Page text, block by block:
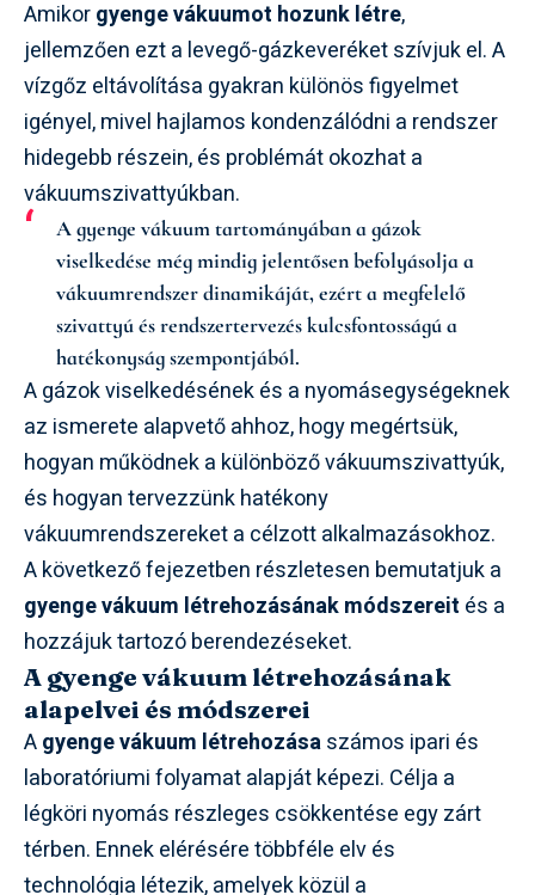
Amikorgyenge vákuumot hozunk létre,
jellemzően ezt a levegő-gázkeveréket szívjuk el. A
vízgőz eltávolítása gyakran különös figyelmet
igényel, mivel hajlamos kondenzálódni a rendszer
hidegebb részein, és problémát okozhat a
vákuumszivattyúkban.
A gyenge vákuum tartományában a gázok
viselkedése még mindig jelentősen befolyásolja a
vákuumrendszer dinamikáját, ezért a megfelelő
szivattyú és rendszertervezés kulcsfontosságú a
hatékonyság szempontjából.
A gázok viselkedésének és a nyomásegységeknek
az ismerete alapvető ahhoz, hogy megértsük,
hogyan működnek a különböző vákuumszivattyúk,
és hogyan tervezzünk hatékony
vákuumrendszereket a célzott alkalmazásokhoz.
A következő fejezetben részletesen bemutatjuk a
gyenge vákuum létrehozásának módszereit és a
hozzájuk tartozó berendezéseket.
A gyenge vákuum létrehozásának
alapelvei és módszerei
Agyenge vákuum létrehozásaszámos ipari és
laboratóriumi folyamat alapját képezi. Célja a
légköri nyomás részleges csökkentése egy zárt
térben. Ennek elérésére többféle elv és
technológia létezik, amelyek közül a